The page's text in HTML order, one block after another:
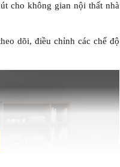
cho không gian nội thất nhà
dõi, điều chỉnh các chế độ